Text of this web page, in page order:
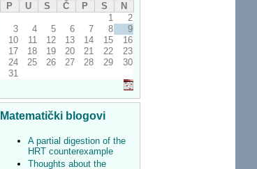
P
U S Č P S
N
1
2
3
4 5 6 7 8
9
10
11 12 13 14 15
16
17
18 19 20 21 22
23
24
25 26 27 28 29
30
31
Matematički blogovi
A partial digestion of the
HRT counterexample
Thoughts about the